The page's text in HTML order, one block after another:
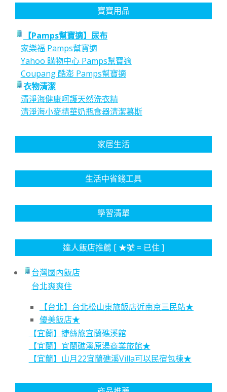
頁
寶寶用品
【Pamps幫寶適】尿布
家樂福 Pamps幫寶適
Yahoo 購物中心 Pamps幫寶適
Coupang 酷澎 Pamps幫寶適
衣物清潔
清淨海健康呵護天然洗衣精
清淨海小麥精華奶瓶食器清潔慕斯
家居生活
生活中省錢工具
學習清單
達人飯店推薦 [ ★號 = 已住 ]
台灣國內飯店
台北爽爽住
【台北】台北松山東旅飯店近南京三民站★
優美飯店★
【宜蘭】捷絲旅宜蘭礁溪館
【宜蘭】宜蘭礁溪原湯商業旅館★
【宜蘭】山月22宜蘭礁溪Villa可以民宿包棟★